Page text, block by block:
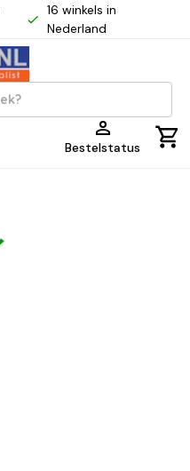
16 winkels in
Nederland
Bestelstatus